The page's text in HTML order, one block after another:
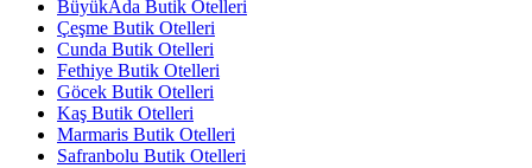
BüyükAda Butik Otelleri
Çeşme Butik Otelleri
Cunda Butik Otelleri
Fethiye Butik Otelleri
Göcek Butik Otelleri
Kaş Butik Otelleri
Marmaris Butik Otelleri
Safranbolu Butik Otelleri